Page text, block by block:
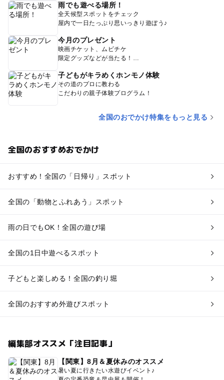
雨でも遊べる場所！
全天候型スポットをチェック
屋内で一日たっぷり思いっきり遊ぼう♪
今月のプレゼント
映画チケット、ムビチケ
限定グッズなどが当たる！
子どもがキラめくホンモノ体験
その道のプロに教わる
こだわりの親子体験プログラム！
全国のおでかけ特集をもっと見る
全国のおすすめおでかけ
おすすめ！全国の「日帰り」スポット
全国の「動物とふれあう」スポット
雨の日でもOK！全国の遊び場
全国の1日中遊べるスポット
子どもと楽しめる！全国の釣り堀
全国のおすすめ外遊びスポット
編集部オススメ「注目記事」
【関東】8月＆夏休みのオススメ
暑い夏に行きたい水遊びイベント♪